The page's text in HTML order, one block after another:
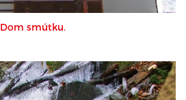
Dom smútku.